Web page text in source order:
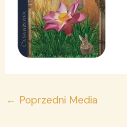
← Poprzedni Media